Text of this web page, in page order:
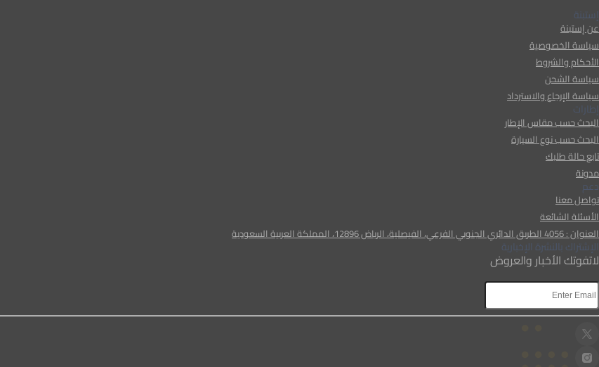
إستبنة
عن إستبنة
سياسة الخصوصية
الأحكام والشروط
سياسة الشحن
سياسة الإرجاع والاسترداد
إطارات
البحث حسب مقاس الإطار
البحث حسب نوع السيارة
تابع حالة طلبك
مدونة
دعم
تواصل معنا
الأسئلة الشائعة
العنوان : 4056 الطريق الدائري الجنوبي الفرعي، الفيصلية، الرياض 12896، المملكة العربية السعودية
الإشتراك بالنشرة الإخبارية
لاتفوتك الأخبار والعروض